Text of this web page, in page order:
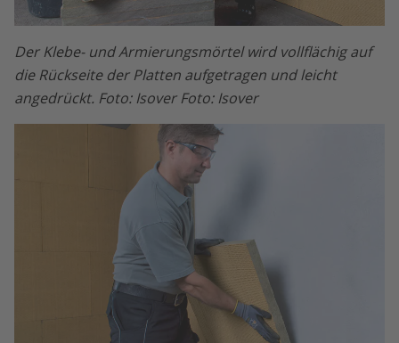
Der Klebe- und Armierungsmörtel wird vollflächig auf
die Rückseite der Platten aufgetragen und leicht
angedrückt. Foto: Isover Foto: Isover